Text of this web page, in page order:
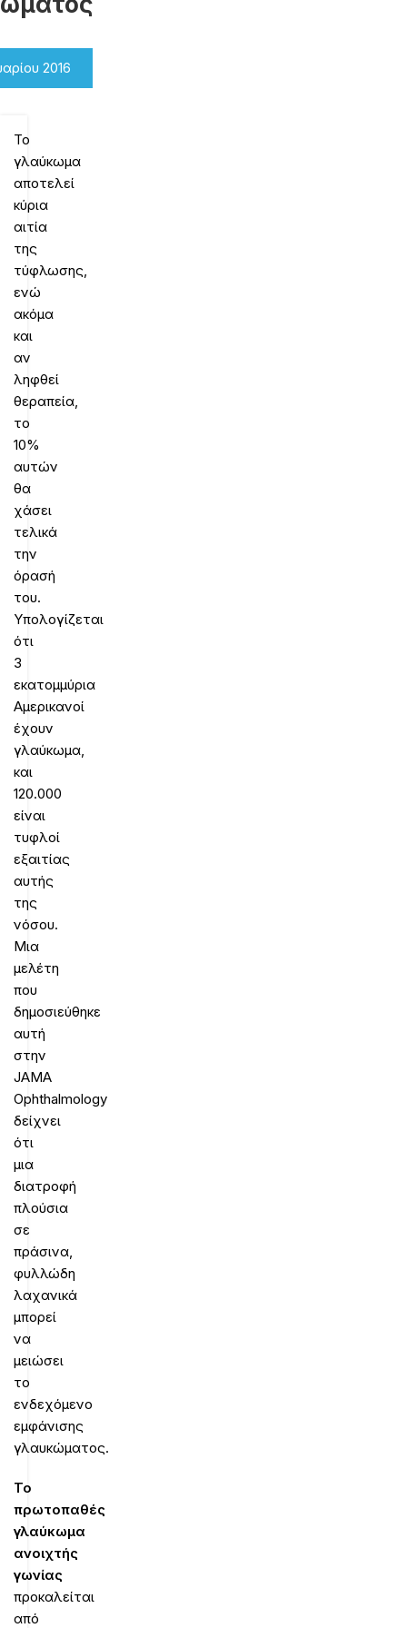
2016
Το
γλαύκωμα
αποτελεί
κύρια
αιτία
της
τύφλωσης,
ενώ
ακόμα
και
αν
ληφθεί
θεραπεία,
το
10%
αυτών
θα
χάσει
τελικά
την
όρασή
του.
Υπολογίζεται
ότι
3
εκατομμύρια
Αμερικανοί
έχουν
γλαύκωμα,
και
120.000
είναι
τυφλοί
εξαιτίας
αυτής
της
νόσου.
Μια
μελέτη
που
δημοσιεύθηκε
αυτή
στην
JAMA
Ophthalmology
δείχνει
ότι
μια
διατροφή
πλούσια
σε
πράσινα,
φυλλώδη
λαχανικά
μπορεί
να
μειώσει
το
ενδεχόμενο
εμφάνισης
γλαυκώματος.
Το
πρωτοπαθές
γλαύκωμα
ανοιχτής
γωνίας
προκαλείται
από